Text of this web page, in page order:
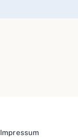
Impressum